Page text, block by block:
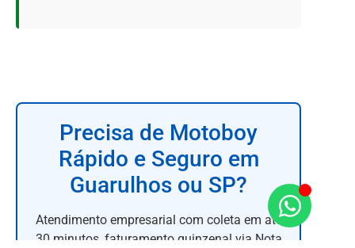
Precisa de Motoboy
Rápido e Seguro em
Guarulhos ou SP?
Atendimento empresarial com coleta em até
30 minutos, faturamento quinzenal via Nota